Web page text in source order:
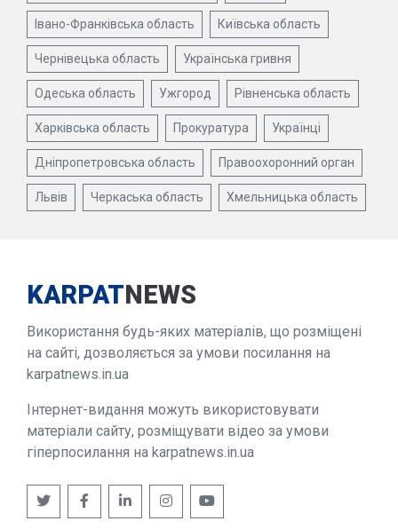
Івано-Франківська область Київська область
Чернівецька область Українська гривня
Одеська область Ужгород Рівненська область
Харківська область Прокуратура Українці
Дніпропетровська область Правоохоронний орган
Львів Черкаська область Хмельницька область
KARPATNEWS
Використання будь-яких матеріалів, що розміщені
на сайті, дозволяється за умови посилання на
karpatnews.in.ua
Інтернет-видання можуть використовувати
матеріали сайту, розміщувати відео за умови
гіперпосилання на karpatnews.in.ua